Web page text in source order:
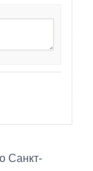
Санкт-